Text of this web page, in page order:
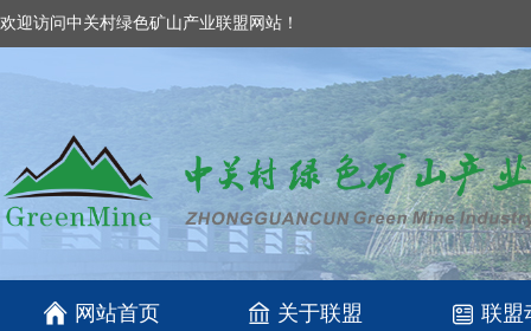
欢迎访问中关村绿色矿山产业联盟网站！
 网站首页 关于联盟 联盟